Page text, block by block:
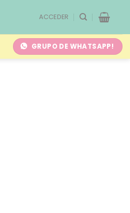
ACCEDER
GRUPO DE WHATSAPP!